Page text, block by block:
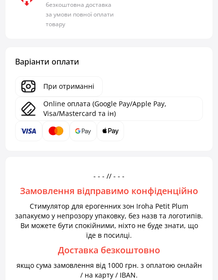
безкоштовна доставка
за умови повної оплати
товару
Варіанти оплати
При отриманні
Online оплата (Google Pay/Apple Pay,
Visa/Mastercard та ін)
- - - // - - -
Замовлення відправимо конфіденційно
Стимулятор для ерогенних зон Iroha Petit Plum
запакуємо у непрозору упаковку, без назв та логотипів.
Ви можете бути спокійними, ніхто не буде знати, що
їде в посилці.
Доставка безкоштовно
якщо сума замовлення від 1000 грн. з оплатою онлайн
/ на карту / IBAN.